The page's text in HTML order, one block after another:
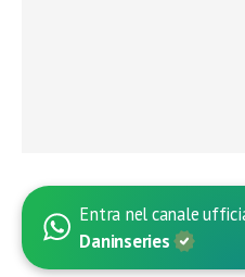
Entra nel canale
Daninseries